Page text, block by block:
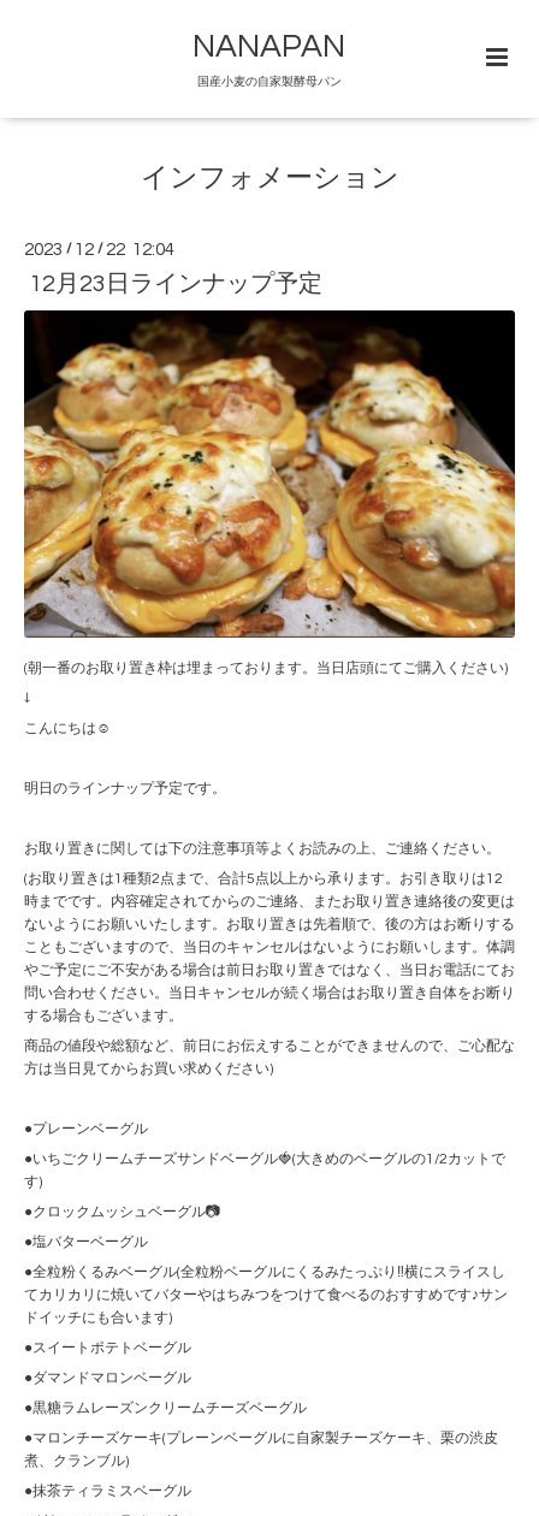
NANAPAN
国産小麦の自家製酵母パン
インフォメーション
2023 / 12 / 22 12:04
12月23日ラインナップ予定
(朝一番のお取り置き枠は埋まっております。当日店頭にてご購入ください)
↓
こんにちは☺︎
明日のラインナップ予定です。
お取り置きに関しては下の注意事項等よくお読みの上、ご連絡ください。
(お取り置きは1種類2点まで、合計5点以上から承ります。お引き取りは12
時までです。内容確定されてからのご連絡、またお取り置き連絡後の変更は
ないようにお願いいたします。お取り置きは先着順で、後の方はお断りする
こともございますので、当日のキャンセルはないようにお願いします。体調
やご予定にご不安がある場合は前日お取り置きではなく、当日お電話にてお
問い合わせください。当日キャンセルが続く場合はお取り置き自体をお断り
する場合もございます。
商品の値段や総額など、前日にお伝えすることができませんので、ご心配な
方は当日見てからお買い求めください)
●プレーンベーグル
●いちごクリームチーズサンドベーグル🍓(大きめのベーグルの1/2カットで
す)
●クロックムッシュベーグル📷
●塩バターベーグル
●全粒粉くるみベーグル(全粒粉ベーグルにくるみたっぷり‼︎横にスライスし
てカリカリに焼いてバターやはちみつをつけて食べるのおすすめです♪サン
ドイッチにも合います)
●スイートポテトベーグル
●ダマンドマロンベーグル
●黒糖ラムレーズンクリームチーズベーグル
●マロンチーズケーキ(プレーンベーグルに自家製チーズケーキ、栗の渋皮
煮、クランブル)
●抹茶ティラミスベーグル